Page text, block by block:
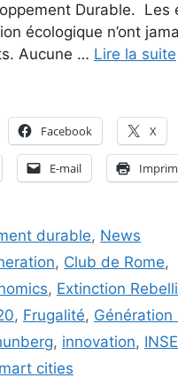
Durable. Les
écologique n’ont
Aucune … Lire la suite
Facebook X
E-mail
durable, News
, Club de Rome,
, Extinction
, Frugalité, Génération
, innovation,
cities